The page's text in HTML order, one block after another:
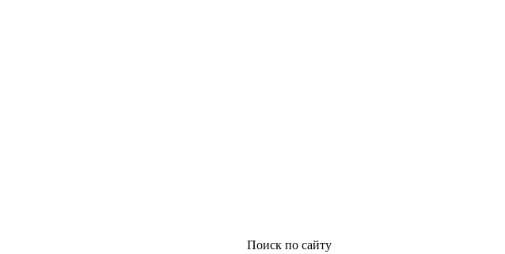
Поиск по сайту